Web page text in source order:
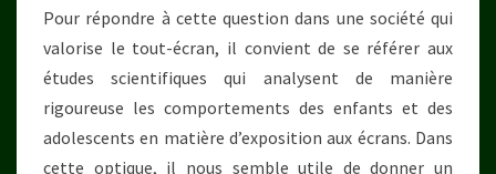
Pour répondre à cette question dans une société qui
valorise le tout-écran, il convient de se référer aux
études scientifiques qui analysent de manière
rigoureuse les comportements des enfants et des
adolescents en matière d’exposition aux écrans. Dans
cette optique, il nous semble utile de donner un